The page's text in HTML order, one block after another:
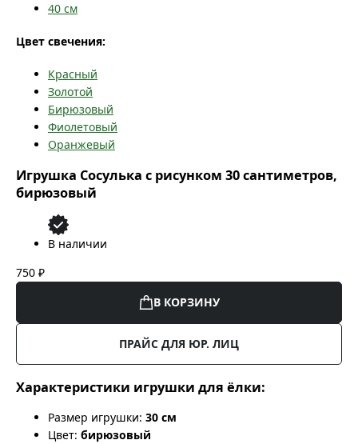
40 см
Цвет свечения:
Красный
Золотой
Бирюзовый
Фиолетовый
Оранжевый
Игрушка Сосулька с рисунком 30 сантиметров,
бирюзовый
В наличии
750 ₽
В КОРЗИНУ
ПРАЙС ДЛЯ ЮР. ЛИЦ
Характеристики игрушки для ёлки:
Размер игрушки: 30 см
Цвет: бирюзовый